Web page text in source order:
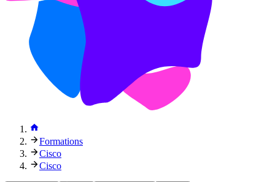
Formations
Cisco
Cisco